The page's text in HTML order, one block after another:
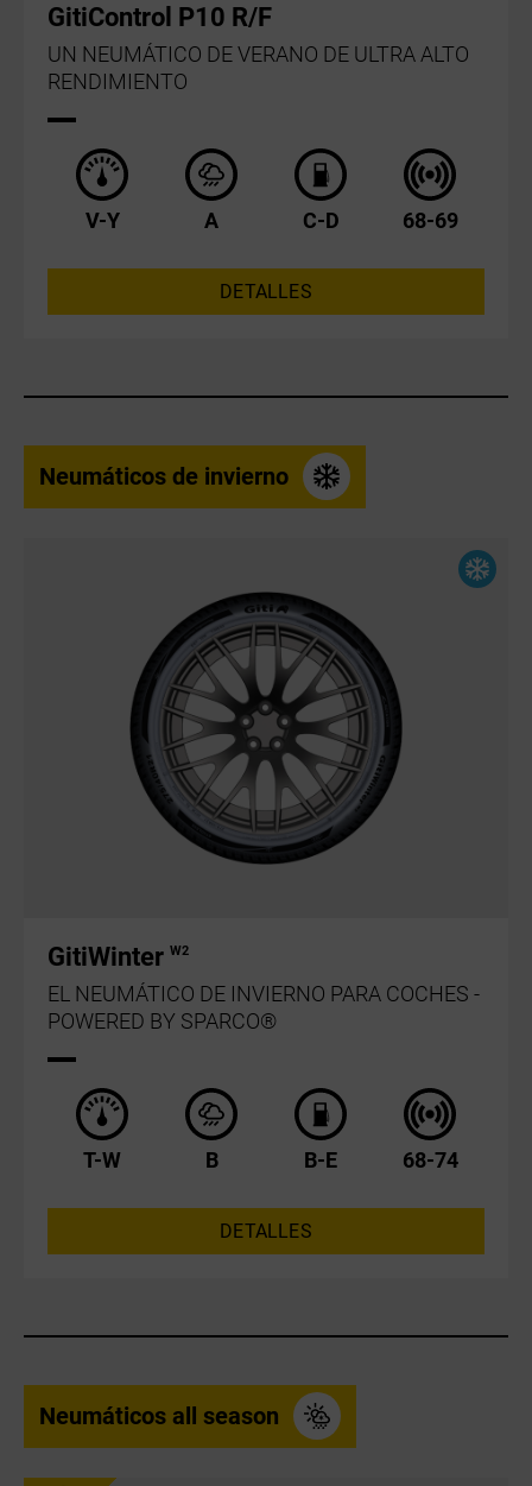
GitiControl P10 R/F
UN NEUMÁTICO DE VERANO DE ULTRA ALTO
RENDIMIENTO
V-Y A C-D 68-69
DETALLES
Neumáticos de invierno
GitiWinter W2
EL NEUMÁTICO DE INVIERNO PARA COCHES -
POWERED BY SPARCO®
T-W B B-E 68-74
DETALLES
Neumáticos all season